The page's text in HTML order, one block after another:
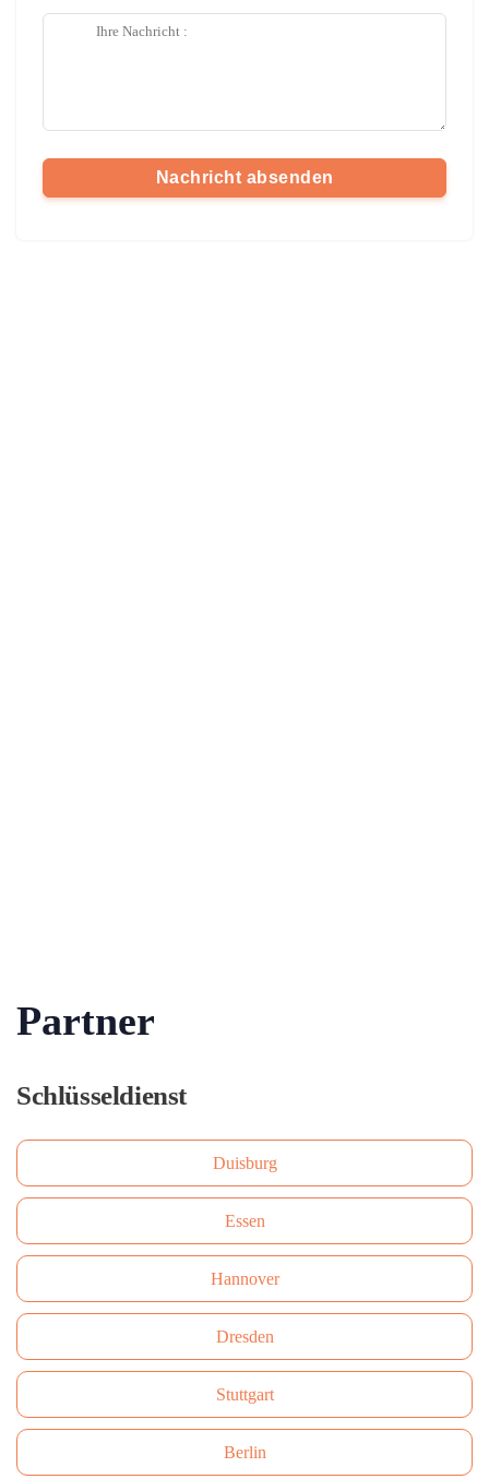
Nachricht absenden
Partner
Schlüsseldienst
Duisburg
Essen
Hannover
Dresden
Stuttgart
Berlin